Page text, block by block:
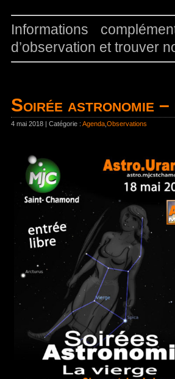
Informations
d’observation et trouver
Soirée astronomie
4 mai 2018 | Catégorie : Agenda Observations